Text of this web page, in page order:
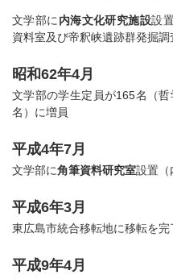
文学部に 内海文化研究施設設
資料室及び帝釈峡遺跡群発掘調
昭和62年4月
文学部の学生定員が165名（
名）に増員
平成4年7月
文学部に角筆資料研究室設置（
平成6年3月
東広島市統合移転地に移転を完
平成9年4月